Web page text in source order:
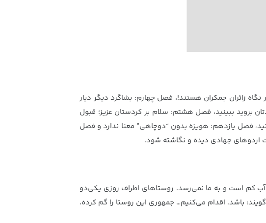
زائران جمکران هستند!، فصل چهارم: بشاگرد دیگر دیار
بروید ببینید، فصل هشتم: سلام بر کردستان عزیز؛ قبول
فصل یازدهم: هویزه بدون “دوچاهی” معنا ندارد و فصل
اردوهای جهادی دیده و نگاشته شود.
آب کم است و به ما نمی‌رسد. روستاهای اطراف روزی یکی‌دو
باشد. اقدام می‌کنیم… جمهوری این روستا را گم کرده،